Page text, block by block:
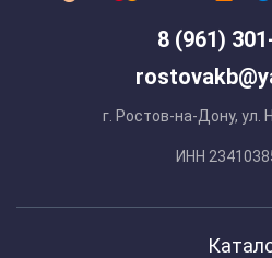
8 (961)
г. Ростов-на-Дону, ул.
ИНН